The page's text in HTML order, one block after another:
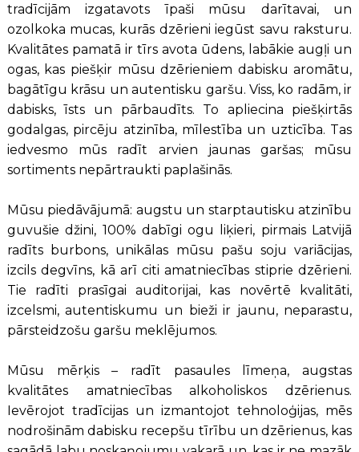
tradīcijām izgatavots īpaši mūsu darītavai, un
ozolkoka mucas, kurās dzērieni iegūst savu raksturu.
Kvalitātes pamatā ir tīrs avota ūdens, labākie augļi un
ogas, kas piešķir mūsu dzērieniem dabisku aromātu,
bagātīgu krāsu un autentisku garšu. Viss, ko radām, ir
dabisks, īsts un pārbaudīts. To apliecina piešķirtās
godalgas, pircēju atzinība, mīlestība un uzticība. Tas
iedvesmo mūs radīt arvien jaunas garšas; mūsu
sortiments nepārtraukti paplašinās.
Mūsu piedāvājumā: augstu un starptautisku atzinību
guvušie džini, 100% dabīgi ogu liķieri, pirmais Latvijā
radīts burbons, unikālas mūsu pašu soju variācijas,
izcils degvīns, kā arī citi amatniecības stiprie dzērieni.
Tie radīti prasīgai auditorijai, kas novērtē kvalitāti,
izcelsmi, autentiskumu un bieži ir jaunu, neparastu,
pārsteidzošu garšu meklējumos.
Mūsu mērķis – radīt pasaules līmeņa, augstas
kvalitātes amatniecības alkoholiskos dzērienus.
Ievērojot tradīcijas un izmantojot tehnoloģijas, mēs
nodrošinām dabisku recepšu tīrību un dzērienus, kas